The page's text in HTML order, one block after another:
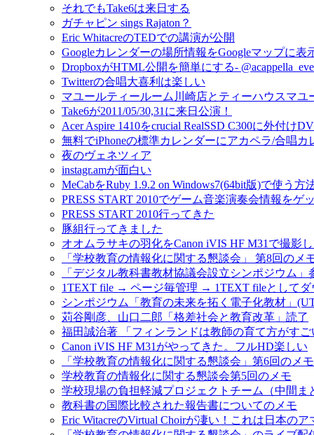
それでもTake6は来日する
ガチャピン sings Rajaton？
Eric WhitacreのTEDでの講演が公開
Googleカレンダーの場所情報をGoogleマップに表
DropboxがHTML公開を簡単にする-
Twitterの合唱大喜利は楽しい
マユールティールーム川崎店とティーハウスマユ
Take6が2011/05/30,31に来日公演！
Acer Aspire 1410をcrucial RealSSD C300に外付け
無料でiPhoneの標準カレンダーにアカペラ/合唱
夜のヴェネツィア
instagr.amが面白い
MeCabをRuby 1.9.2 on Windows7(64bit版)で使う方
PRESS START 2010でゲーム音楽演奏会情報をゲ
PRESS START 2010行ってきた
豚組行ってきました
オオムラサキの羽化をCanon iVIS HF M31で撮影
「学校教育の情報化に関する懇談会」 第8回のメ
「デジタル教科書教材協議会設立シンポジウム」
1TEXT file → ページ毎管理 → 1TEXT fileとしてダ
シンポジウム「教育の未来を拓く電子化教材」
苅谷剛彦、山口二郎「格差社会と教育改革」読了
福田誠治著 「フィンランドは教師の育て方がす
Canon iVIS HF M31がやってきた。フルHD楽しい
「学校教育の情報化に関する懇談会」第6回のメ
学校教育の情報化に関する懇談会第5回のメモ
学校現場の負担軽減プロジェクトチーム（中間ま
教科書の国際比較された報告書についてのメモ
Eric WitacreのVirtual Choirが凄い！これは日本の